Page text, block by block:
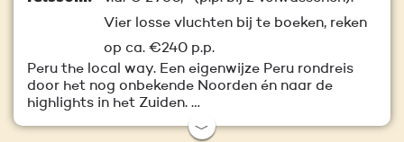
Vier losse vluchten bij te boeken, reken
op ca. €240 p.p.
Peru the local way. Een eigenwijze Peru rondreis
door het nog onbekende Noorden én naar de
highlights in het Zuiden. …
﹀